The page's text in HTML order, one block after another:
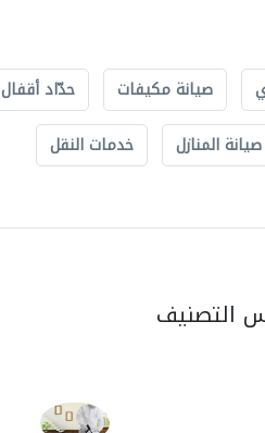
صيانة مكيفات حدّاد أقفال
صيانة المنازل خدمات النقل
التصنيف